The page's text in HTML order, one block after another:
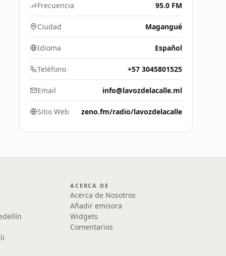
Frecuencia 95.0 FM
Ciudad Magangué
Idioma Español
Teléfono +57 3045801525
Email info@lavozdelacalle.ml
Sitio Web zeno.fm/radio/lavozdelacalle
ACERCA DE
Acerca de Nosotros
Añadir emisora
Widgets
Comentarios